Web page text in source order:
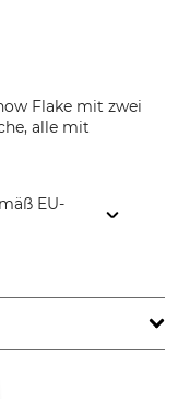
Flake mit zwei
alle mit
EU-